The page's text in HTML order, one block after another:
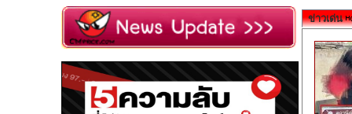
ข่าวเด่น